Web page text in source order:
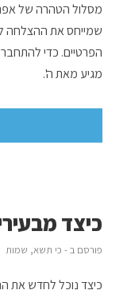
מסלול הטהרה של
שמייחס את ההצלחה
הפרטיים. כדי
מגיע מאת ה'.
כיצד
פורסם ב - כי תשא, שמות
כיצד נוכל לחדש את